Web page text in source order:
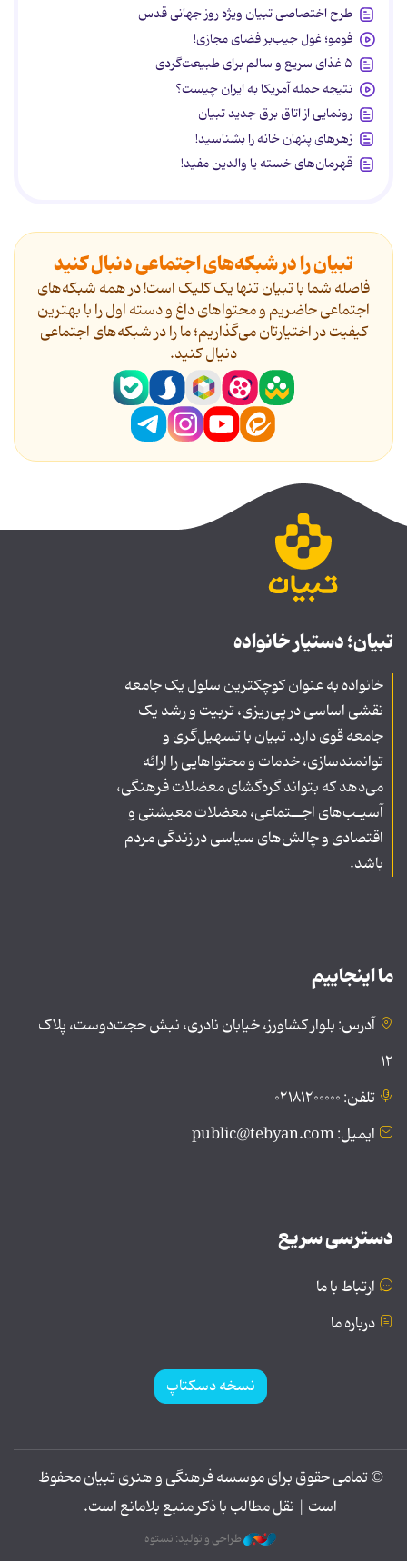
طرح اختصاصی تبیان ویژه روز جهانی قدس
فومو؛ غول جیب‌بر فضای مجازی!
۵ غذای سریع و سالم برای طبیعت‌گردی
نتیجه حمله آمریکا به ایران چیست؟
رونمایی از اتاق برق جدید تبیان
زهرهای پنهان خانه را بشناسید!
قهرمان‌های خسته یا والدین مفید!
تبیان را در شبکه‌های اجتماعی دنبال کنید
فاصله شما با تبیان تنها یک کلیک است! در همه شبکه‌های
اجتماعی حاضریم و محتواهای داغ و دسته اول را با بهترین
کیفیت در اختیارتان می‌گذاریم؛ ما را در شبکه‌های اجتماعی
دنیال کنید.
تبیان؛ دستیار خانواده
خانواده به عنوان کوچکترین سلول یک جامعه
نقشی اساسی در پی‌ریزی، تربیت و رشد یک
جامعه قوی دارد. تبیان با تسهیل‌گری و
توانمندسازی، خدمات و محتواهایی را ارائه
می‌دهد که بتواند گره‌گشای معضلات فرهنگی،
آسیـب‌های اجــتماعی، معضلات معیشتی و
اقتصادی و چالش‌های سیاسی در زندگی مردم
باشد.
ما اینجاییم
آدرس: بلوار کشاورز، خیابان نادری، نبش حجت‌دوست، پلاک
۱۲
تلفن: ۰۲۱۸۱۲۰۰۰۰۰
ایمیل: public@tebyan.com
دسترسی سریع
ارتباط با ما
درباره ما
نسخه دسکتاپ
© تمامی حقوق برای موسسه فرهنگی و هنری تبیان محفوظ
است | نقل مطالب با ذکر منبع بلامانع است.
طراحی و تولید: نستوه